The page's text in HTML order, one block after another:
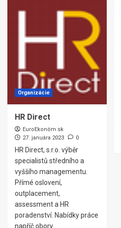
Organizácie
HR Direct
EuroEkonóm.sk
27. januára 2023
0
HR Direct, s.r.o. výběr
specialistů středního a
vyššího managementu.
Přímé oslovení,
outplacement,
assessment a HR
poradenství. Nabídky práce
napříč obory.